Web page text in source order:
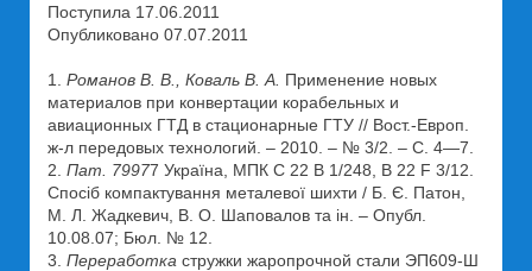
Поступила 17.06.2011
Опубликовано 07.07.2011
1. Романов В. В., Коваль В. А. Применение новых
материалов при конвертации корабельных и
авиационных ГТД в стационарные ГТУ // Вост.-Европ.
ж-л передовых технологий. – 2010. – № 3/2. – С. 4—7.
2. Пат. 79977 Україна, МПК С 22 В 1/248, B 22 F 3/12.
Спосіб компактування металевої шихти / Б. Є. Патон,
М. Л. Жадкевич, В. О. Шаповалов та ін. – Опубл.
10.08.07; Бюл. № 12.
3. Переработка стружки жаропрочной стали ЭП609-Ш